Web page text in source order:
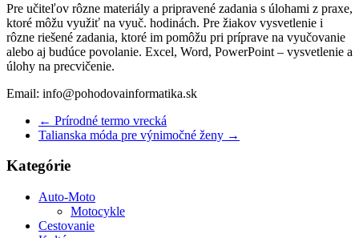
Pre učiteľov rôzne materiály a pripravené zadania s úlohami z praxe,
ktoré môžu využiť na vyuč. hodinách. Pre žiakov vysvetlenie i
rôzne riešené zadania, ktoré im pomôžu pri príprave na vyučovanie
alebo aj budúce povolanie. Excel, Word, PowerPoint – vysvetlenie a
úlohy na precvičenie.
Email: info@pohodovainformatika.sk
← Prírodné termo vrecká
Talianska móda pre výnimočné ženy →
Kategórie
Auto-Moto
Motocykle
Cestovanie